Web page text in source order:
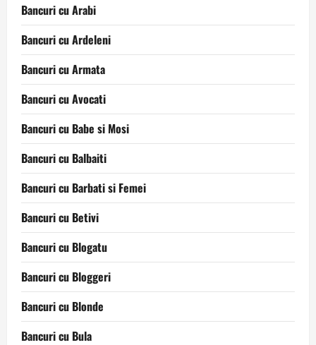
Bancuri cu Arabi
Bancuri cu Ardeleni
Bancuri cu Armata
Bancuri cu Avocati
Bancuri cu Babe si Mosi
Bancuri cu Balbaiti
Bancuri cu Barbati si Femei
Bancuri cu Betivi
Bancuri cu Blogatu
Bancuri cu Bloggeri
Bancuri cu Blonde
Bancuri cu Bula